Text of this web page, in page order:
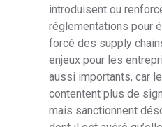
introduisent ou
réglementations pour
forcé des supply
enjeux pour les
aussi importants, car
contentent plus de
mais sanctionnent